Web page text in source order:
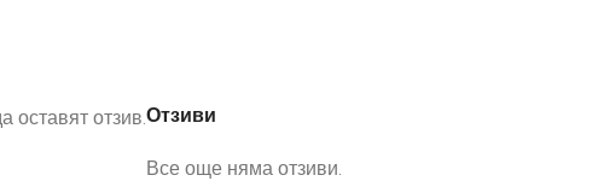
Отзиви
Все още няма отзиви.
оставят отзив.